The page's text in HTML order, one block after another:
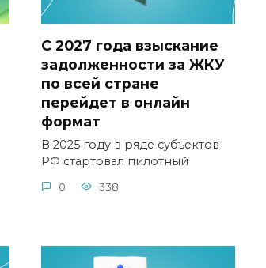
С 2027 года взыскание
задолженности за ЖКУ
по всей стране
перейдет в онлайн
формат
В 2025 году в ряде субъектов
РФ стартовал пилотный
0 338